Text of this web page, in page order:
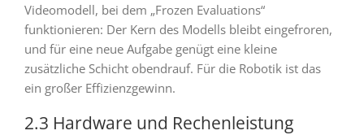
Videomodell, bei dem „Frozen Evaluations“
funktionieren: Der Kern des Modells bleibt eingefroren,
und für eine neue Aufgabe genügt eine kleine
zusätzliche Schicht obendrauf. Für die Robotik ist das
ein großer Effizienzgewinn.
2.3 Hardware und Rechenleistung